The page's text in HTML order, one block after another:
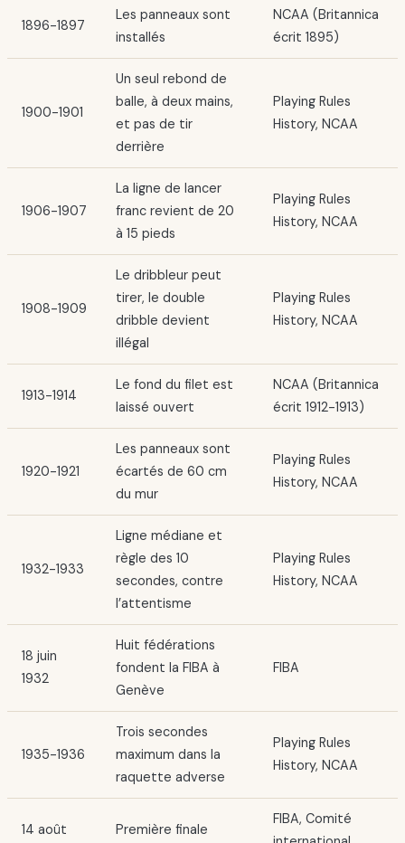
1896-1897
Les panneaux sont
installés
NCAA (Britannica
écrit 1895)
1900-1901
Un seul rebond de
balle, à deux mains,
et pas de tir
derrière
Playing Rules
History, NCAA
1906-1907
La ligne de lancer
franc revient de 20
à 15 pieds
Playing Rules
History, NCAA
1908-1909
Le dribbleur peut
tirer, le double
dribble devient
illégal
Playing Rules
History, NCAA
1913-1914
Le fond du filet est
laissé ouvert
NCAA (Britannica
écrit 1912-1913)
1920-1921
Les panneaux sont
écartés de 60 cm
du mur
Playing Rules
History, NCAA
1932-1933
Ligne médiane et
règle des 10
secondes, contre
l’attentisme
Playing Rules
History, NCAA
18 juin
1932
Huit fédérations
fondent la FIBA à
Genève
FIBA
1935-1936
Trois secondes
maximum dans la
raquette adverse
Playing Rules
History, NCAA
14 août
Première finale
FIBA, Comité